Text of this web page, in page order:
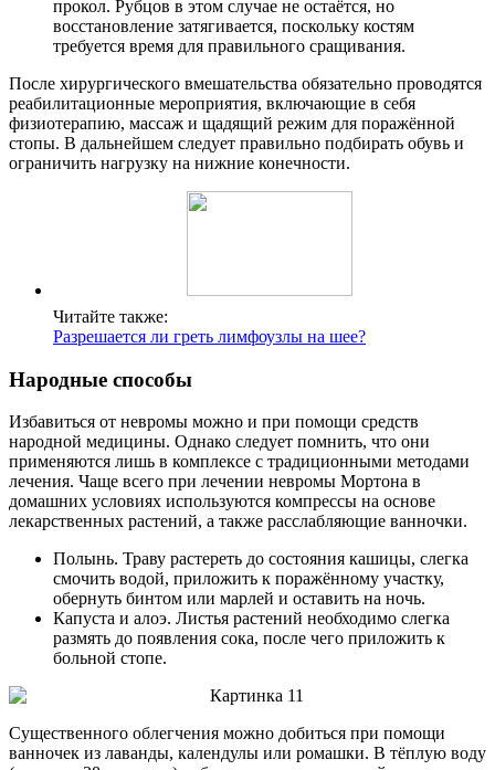
прокол. Рубцов в этом случае не остаётся, но
восстановление затягивается, поскольку костям
требуется время для правильного сращивания.
После хирургического вмешательства обязательно проводятся
реабилитационные мероприятия, включающие в себя
физиотерапию, массаж и щадящий режим для поражённой
стопы. В дальнейшем следует правильно подбирать обувь и
ограничить нагрузку на нижние конечности.
Читайте также:
Разрешается ли греть лимфоузлы на шее?
Народные способы
Избавиться от невромы можно и при помощи средств
народной медицины. Однако следует помнить, что они
применяются лишь в комплексе с традиционными методами
лечения. Чаще всего при лечении невромы Мортона в
домашних условиях используются компрессы на основе
лекарственных растений, а также расслабляющие ванночки.
Полынь. Траву растереть до состояния кашицы, слегка
смочить водой, приложить к поражённому участку,
обернуть бинтом или марлей и оставить на ночь.
Капуста и алоэ. Листья растений необходимо слегка
размять до появления сока, после чего приложить к
больной стопе.
Существенного облегчения можно добиться при помощи
ванночек из лаванды, календулы или ромашки. В тёплую воду